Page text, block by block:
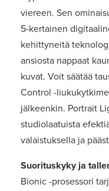
viereen. Sen
5-kertainen
kehittyneitä
ansiosta nappaat
kuvat. Voit säätää
Control -
jälkeenkin. Portrait
studiolaatuista
valaistuksella ja
Suorituskyky ja
Bionic -prosessori